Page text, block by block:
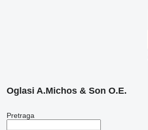
Oglasi A.Michos & Son O.E.
Pretraga